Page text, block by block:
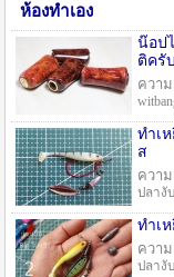
ห้องทำเอง
น๊อป
ติครับ
ความ
ทำเ
ส
ความ
ปลางั
ทำเ
ความ
ปลางั